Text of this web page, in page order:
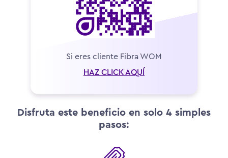
Si eres cliente Fibra WOM
HAZ CLICK AQUÍ
Disfruta este beneficio en solo 4 simples
pasos: